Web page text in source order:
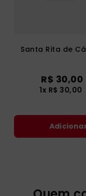
Santa Rita de
R$ 30,00
1x R$ 30,00